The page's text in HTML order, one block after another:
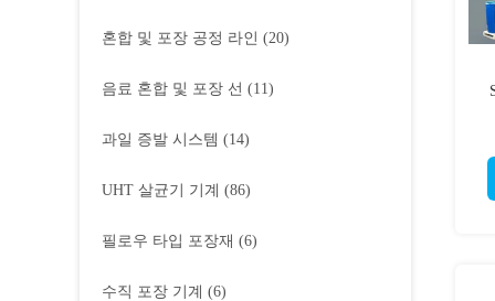
혼합 및 포장 공정 라인 (20)
음료 혼합 및 포장 선 (11)
과일 증발 시스템 (14)
UHT 살균기 기계 (86)
필로우 타입 포장재 (6)
수직 포장 기계 (6)